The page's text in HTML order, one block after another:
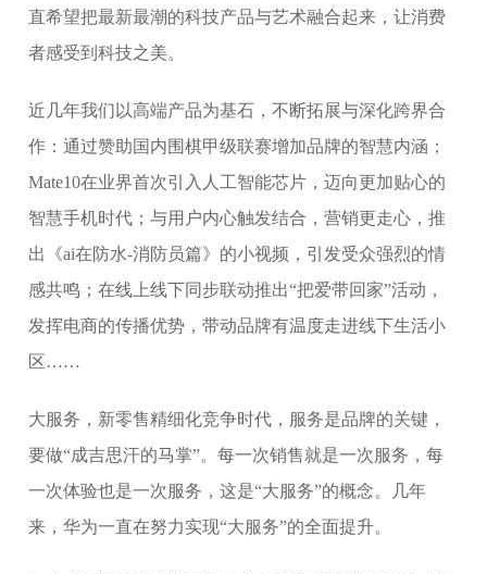
直希望把最新最潮的科技产品与艺术融合起来，让消费
者感受到科技之美。
近几年我们以高端产品为基石，不断拓展与深化跨界合
作：通过赞助国内围棋甲级联赛增加品牌的智慧内涵；
Mate10在业界首次引入人工智能芯片，迈向更加贴心的
智慧手机时代；与用户内心触发结合，营销更走心，推
出《ai在防水-消防员篇》的小视频，引发受众强烈的情
感共鸣；在线上线下同步联动推出“把爱带回家”活动，
发挥电商的传播优势，带动品牌有温度走进线下生活小
区……
大服务，新零售精细化竞争时代，服务是品牌的关键，
要做“成吉思汗的马掌”。每一次销售就是一次服务，每
一次体验也是一次服务，这是“大服务”的概念。几年
来，华为一直在努力实现“大服务”的全面提升。